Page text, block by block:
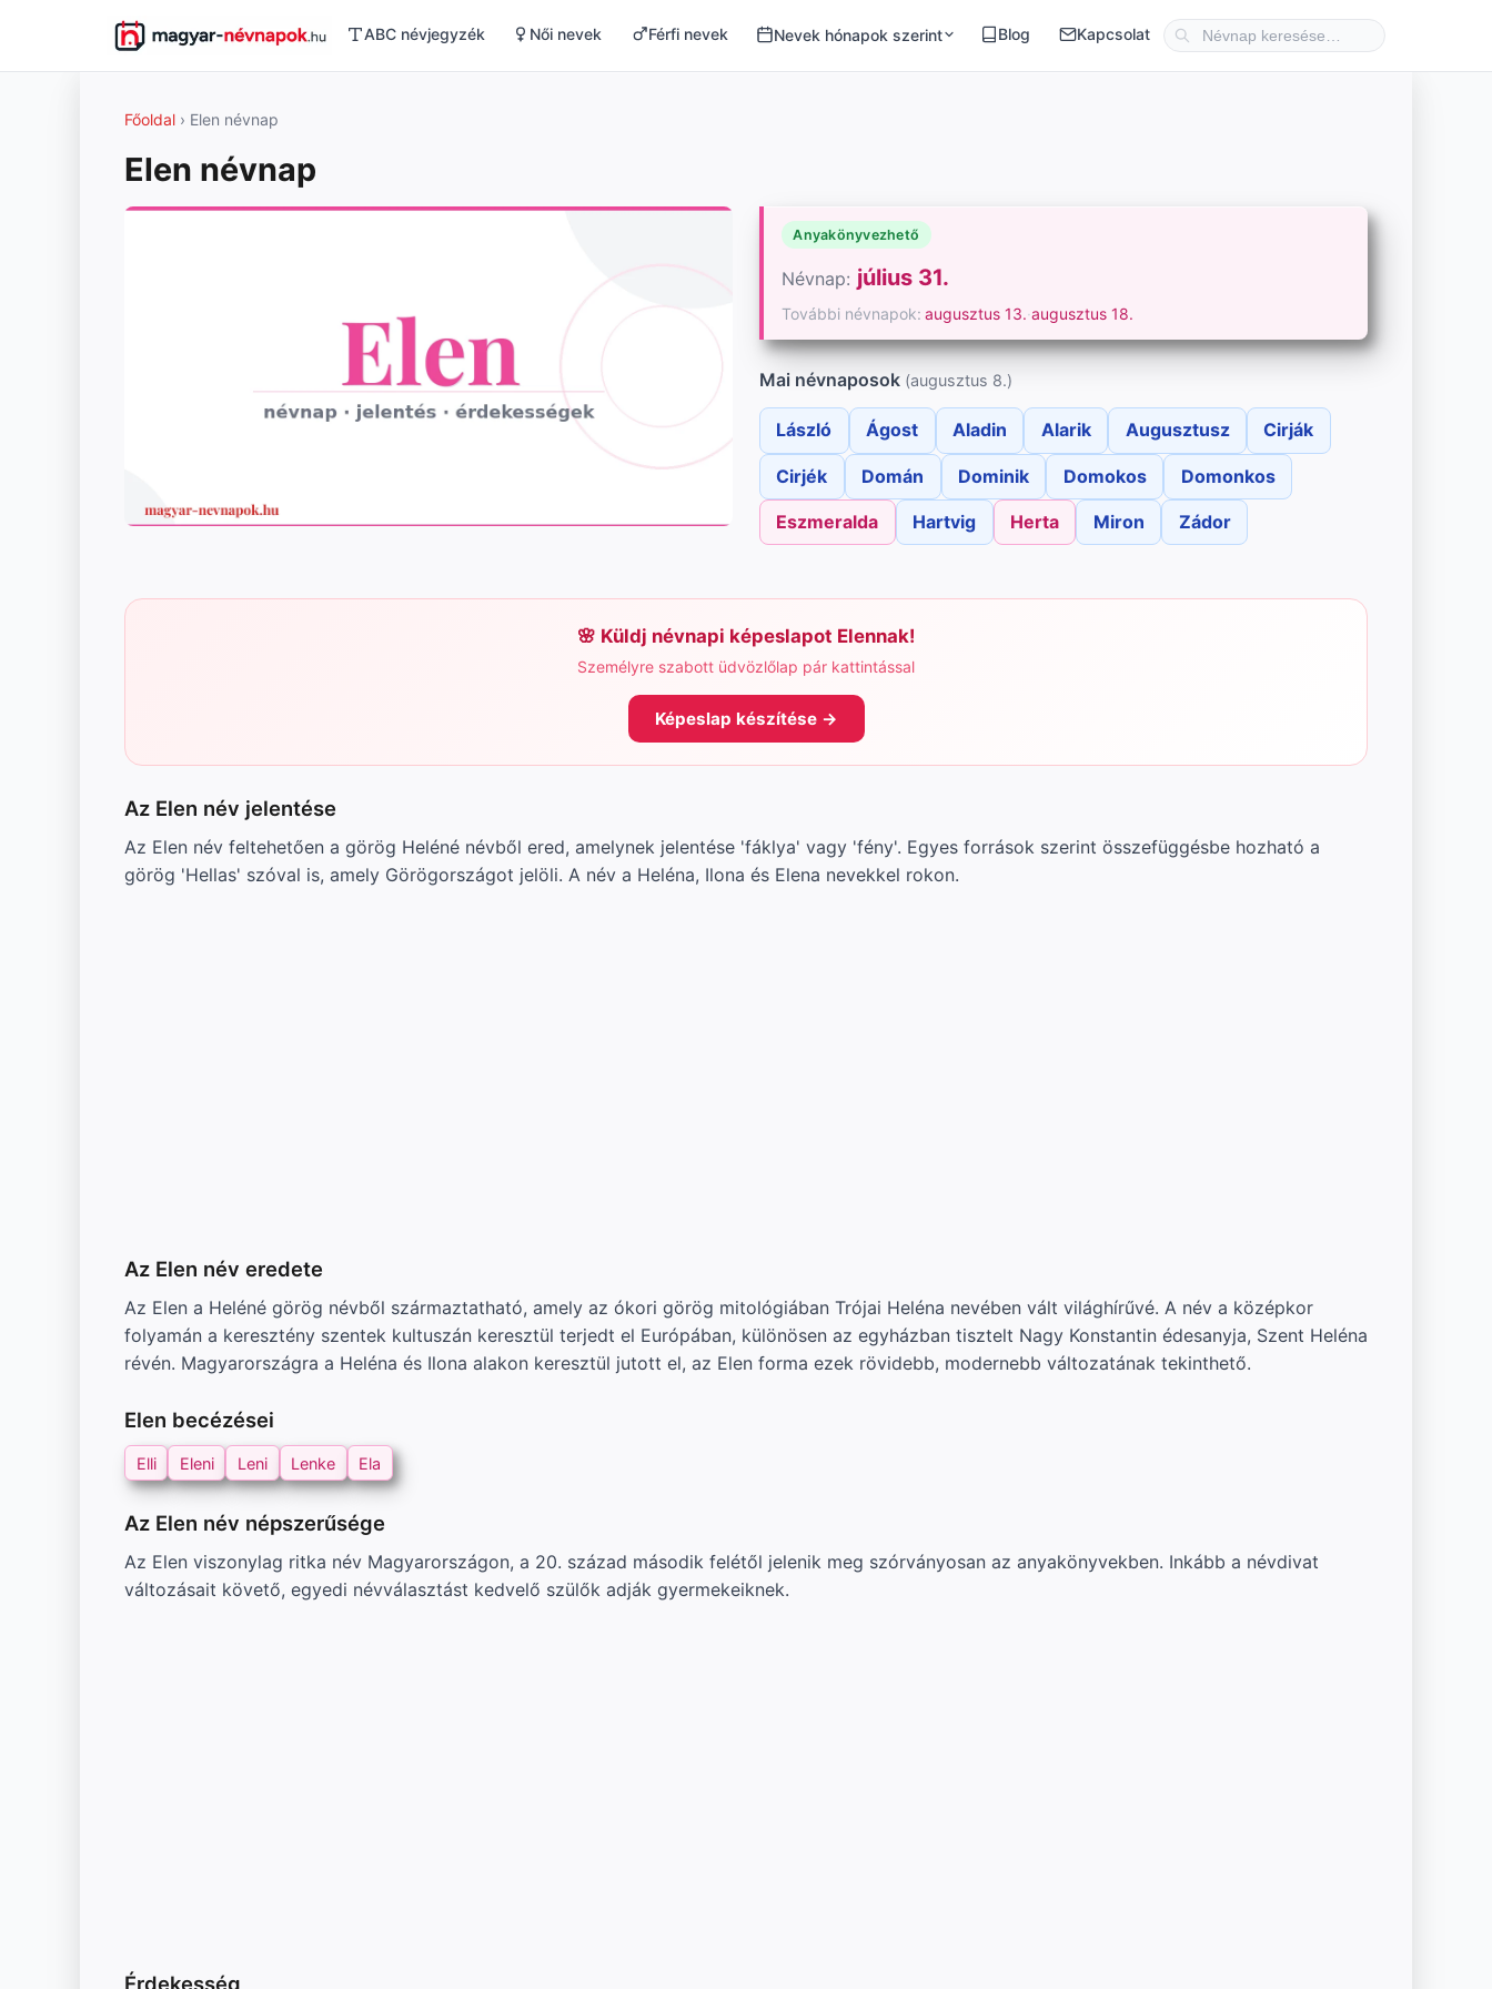
ABC névjegyzék Női nevek Férfi nevek Nevek hónapok szerint Blog Kapcsolat
Főoldal › Elen névnap
Elen névnap
Anyakönyvezhető
Névnap: július 31.
További névnapok: augusztus 13.·augusztus 18.
Mai névnaposok (augusztus 8.)
László Ágost Aladin Alarik Augusztusz Cirják
Cirjék Domán Dominik Domokos Domonkos
Eszmeralda Hartvig Herta Miron Zádor
Küldj névnapi képeslapot Elennak!
Személyre szabott üdvözlőlap pár kattintással
Képeslap készítése →
Az Elen név jelentése
Az Elen név feltehetően a görög Heléné névből ered, amelynek jelentése 'fáklya' vagy 'fény'. Egyes források szerint összefüggésbe hozható a
görög 'Hellas' szóval is, amely Görögországot jelöli. A név a Heléna, Ilona és Elena nevekkel rokon.
Az Elen név eredete
Az Elen a Heléné görög névből származtatható, amely az ókori görög mitológiában Trójai Heléna nevében vált világhírűvé. A név a középkor
folyamán a keresztény szentek kultuszán keresztül terjedt el Európában, különösen az egyházban tisztelt Nagy Konstantin édesanyja, Szent Heléna
révén. Magyarországra a Heléna és Ilona alakon keresztül jutott el, az Elen forma ezek rövidebb, modernebb változatának tekinthető.
Elen becézései
Elli Eleni Leni Lenke Ela
Az Elen név népszerűsége
Az Elen viszonylag ritka név Magyarországon, a 20. század második felétől jelenik meg szórványosan az anyakönyvekben. Inkább a névdivat
változásait követő, egyedi névválasztást kedvelő szülők adják gyermekeiknek.
Érdekesség